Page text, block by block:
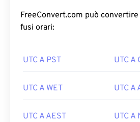
FreeConvert.com può
fusi orari:
UTC A PST UTC A
UTC A WET UTC A
UTC A AEST UTC A